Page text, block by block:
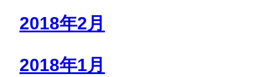
2018年2月
2018年1月